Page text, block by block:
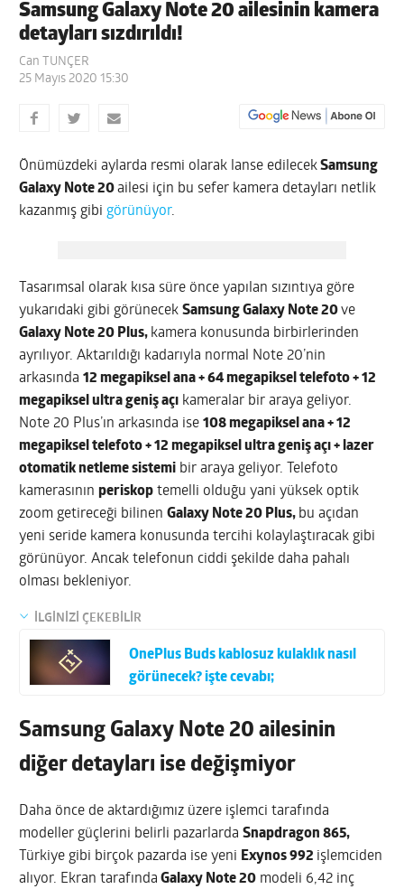
Samsung Galaxy Note 20 ailesinin kamera
detayları sızdırıldı!
Can TUNÇER
25 Mayıs 2020 15:30
Önümüzdeki aylarda resmi olarak lanse edilecekSamsung
Galaxy Note 20ailesi için bu sefer kamera detayları netlik
kazanmış gibi görünüyor.
Tasarımsal olarak kısa süre önce yapılan sızıntıya göre
yukarıdaki gibi görünecekSamsung Galaxy Note 20ve
Galaxy Note 20 Plus, kamera konusunda birbirlerinden
ayrılıyor. Aktarıldığı kadarıyla normal Note 20’nin
arkasında12 megapiksel ana + 64 megapiksel telefoto + 12
megapiksel ultra geniş açı kameralar bir araya geliyor.
Note 20 Plus’ın arkasında ise108 megapiksel ana + 12
megapiksel telefoto + 12 megapiksel ultra geniş açı + lazer
otomatik netleme sistemi bir araya geliyor. Telefoto
kamerasınınperiskop temelli olduğu yani yüksek optik
zoom getireceği bilinenGalaxy Note 20 Plus, bu açıdan
yeni seride kamera konusunda tercihi kolaylaştıracak gibi
görünüyor. Ancak telefonun ciddi şekilde daha pahalı
olması bekleniyor.
İLGİNİZİ ÇEKEBİLİR
OnePlus Buds kablosuz kulaklık nasıl
görünecek? işte cevabı;
Samsung Galaxy Note 20 ailesinin
diğer detayları ise değişmiyor
Daha önce de aktardığımız üzere işlemci tarafında
modeller güçlerini belirli pazarlardaSnapdragon 865,
Türkiye gibi birçok pazarda ise yeni Exynos 992 işlemciden
alıyor. Ekran tarafında Galaxy Note 20 modeli 6,42 inç